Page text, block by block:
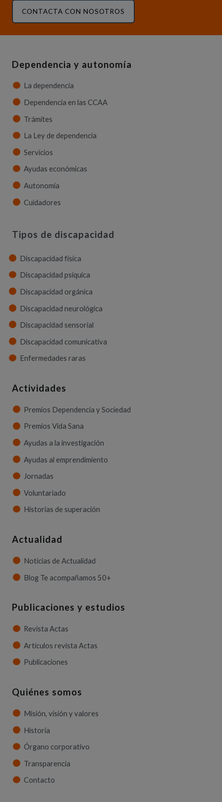
CONTACTA CON NOSOTROS
Dependencia y autonomía
La dependencia
Dependencia en las CCAA
Trámites
La Ley de dependencia
Servicios
Ayudas económicas
Autonomía
Cuidadores
Tipos de discapacidad
Discapacidad física
Discapacidad psíquica
Discapacidad orgánica
Discapacidad neurológica
Discapacidad sensorial
Discapacidad comunicativa
Enfermedades raras
Actividades
Premios Dependencia y Sociedad
Premios Vida Sana
Ayudas a la investigación
Ayudas al emprendimiento
Jornadas
Voluntariado
Historias de superación
Actualidad
Noticias de Actualidad
Blog Te acompañamos 50+
Publicaciones y estudios
Revista Actas
Artículos revista Actas
Publicaciones
Quiénes somos
Misión, visión y valores
Historia
Órgano corporativo
Transparencia
Contacto